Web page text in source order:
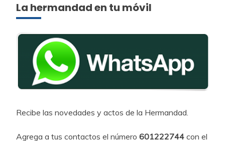
La hermandad en tu móvil
Recibe las novedades y actos de la Hermandad.
Agrega a tus contactos el número 601222744 con el